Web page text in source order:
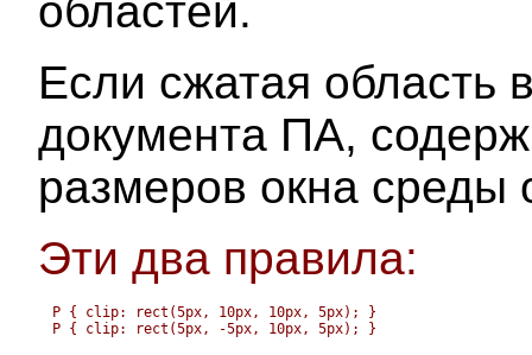
областей.
Если сжатая область
документа ПА,
размеров окна среды
Эти два правила:
P { clip: rect(5px, 10px, 10px, 5px); }
P { clip: rect(5px, -5px, 10px, 5px); }